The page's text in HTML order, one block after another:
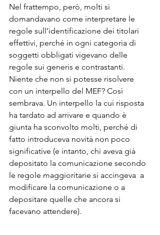
Nel frattempo, però, molti si
domandavano come interpretare le
regole sull’identificazione dei titolari
effettivi, perché in ogni categoria di
soggetti obbligati vigevano delle
regole sui generis e contrastanti.
Niente che non si potesse risolvere
con un interpello del MEF? Così
sembrava. Un interpello la cui risposta
ha tardato ad arrivare e quando è
giunta ha sconvolto molti, perché di
fatto introduceva novità non poco
significative (e intanto, chi aveva già
depositato la comunicazione secondo
le regole maggioritarie si accingeva  a
modificare la comunicazione o a
depositare quelle che ancora si
facevano attendere).